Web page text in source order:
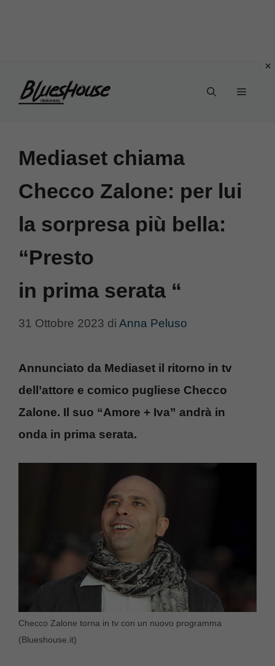
Menu
Mediaset chiama
Checco Zalone: per lui
la sorpresa più bella:
“Presto
in prima serata “
31 Ottobre 2023 di Anna Peluso
Annunciato da Mediaset il ritorno in tv
dell’attore e comico pugliese Checco
Zalone. Il suo “Amore + Iva” andrà in
onda in prima serata.
Checco Zalone torna in tv con un nuovo programma
(Blueshouse.it)